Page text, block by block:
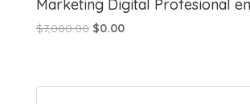
Marketing Digital Profesional
$7,000.00 Original
$7,000.00.
$0.00Current
$0.00.